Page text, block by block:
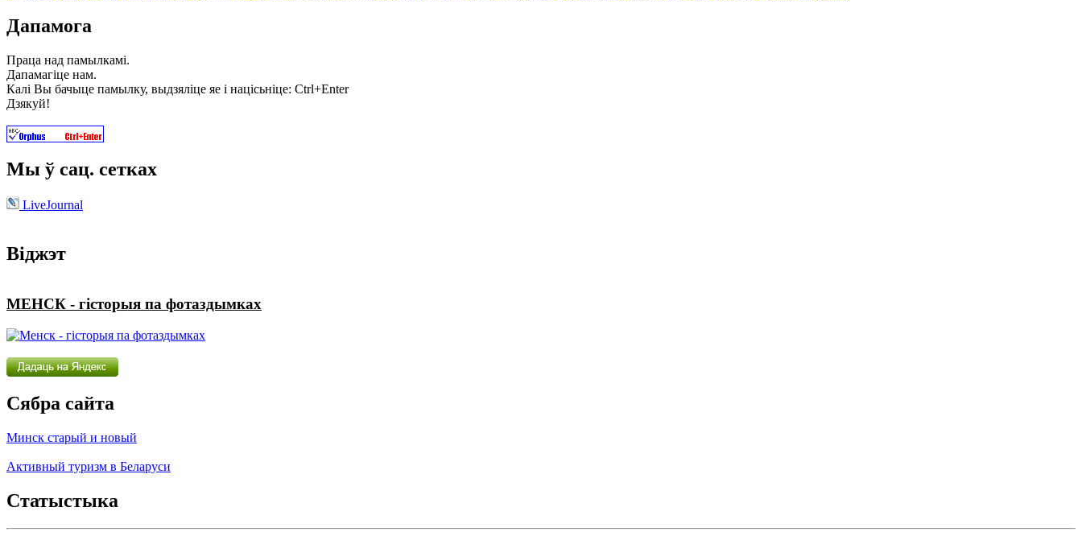
Дапамога
Праца над памылкамі.
Дапамагіце нам.
Калі Вы бачыце памылку, выдзяліце яе і націсьніце: Ctrl+Enter
Дзякуй!
Мы ў сац. сетках
LiveJournal
Віджэт
МЕНСК - гісторыя па фотаздымках
Сябра сайта
Минск старый и новый
Активный туризм в Беларуси
Статыстыка